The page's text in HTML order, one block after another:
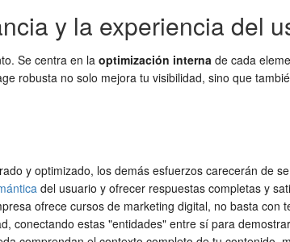
y la experiencia del
Se centra en la optimización interna de cada
robusta no solo mejora tu visibilidad, sino que
y optimizado, los demás esfuerzos carecerán de
del usuario y ofrecer respuestas completas y
ofrece cursos de marketing digital, no basta con
conectando estas "entidades" entre sí para